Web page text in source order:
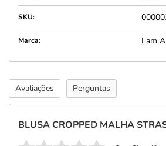
SKU:
Marca: I am
Avaliações Perguntas
BLUSA CROPPED MALHA